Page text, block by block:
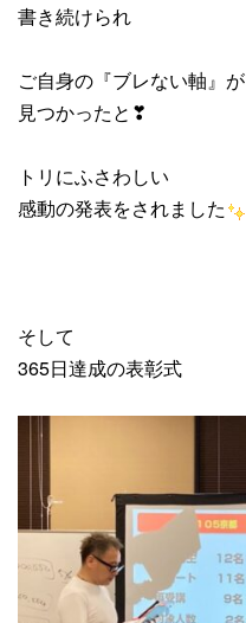
書き続けられ
ご自身の『ブレない軸』が
見つかったと❣
トリにふさわしい
感動の発表をされました
そして
365日達成の表彰式